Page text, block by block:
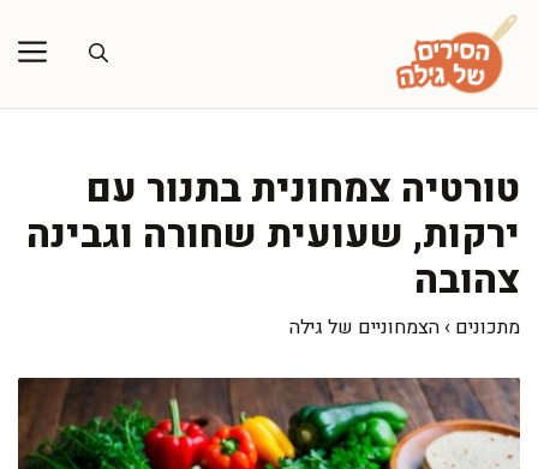
לדלג
לתוכן
טורטיה צמחונית בתנור עם
ירקות, שעועית שחורה וגבינה
צהובה
מתכונים › הצמחוניים של גילה